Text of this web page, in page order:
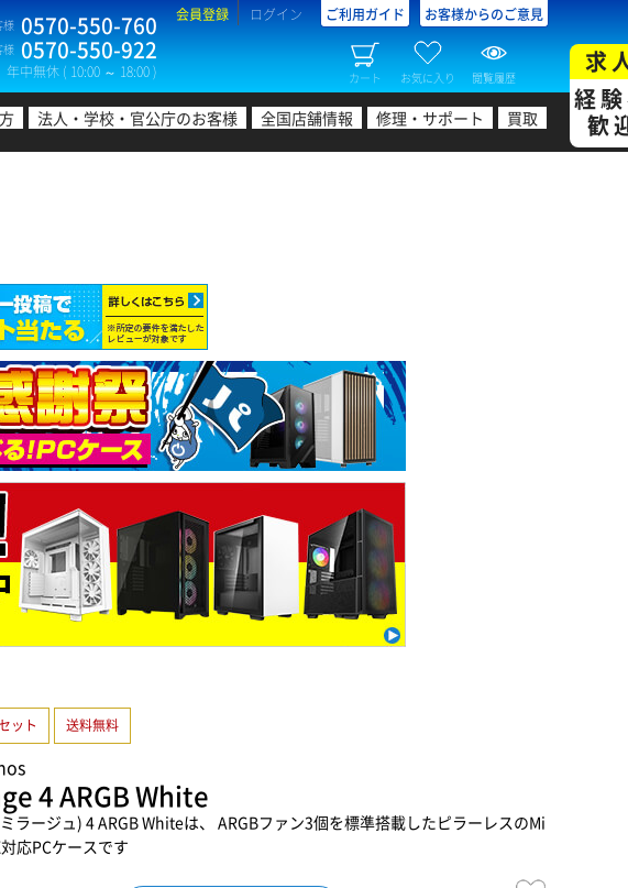
様 0570-550-760
様 0570-550-922
年中無休 ( 10:00 ～ 18:00 )
会員登録 ログイン ご利用ガイド お客様からのご意見
カート お気に入り 閲覧履歴
法人・学校・官公庁のお客様 全国店舗情報 修理・サポート 買取
求
経
歓
ット 送料無料
4 ARGB White
ラージュ) 4 ARGB Whiteは、 ARGBファン3個を標準搭載したピラーレスのMi
応PCケースです